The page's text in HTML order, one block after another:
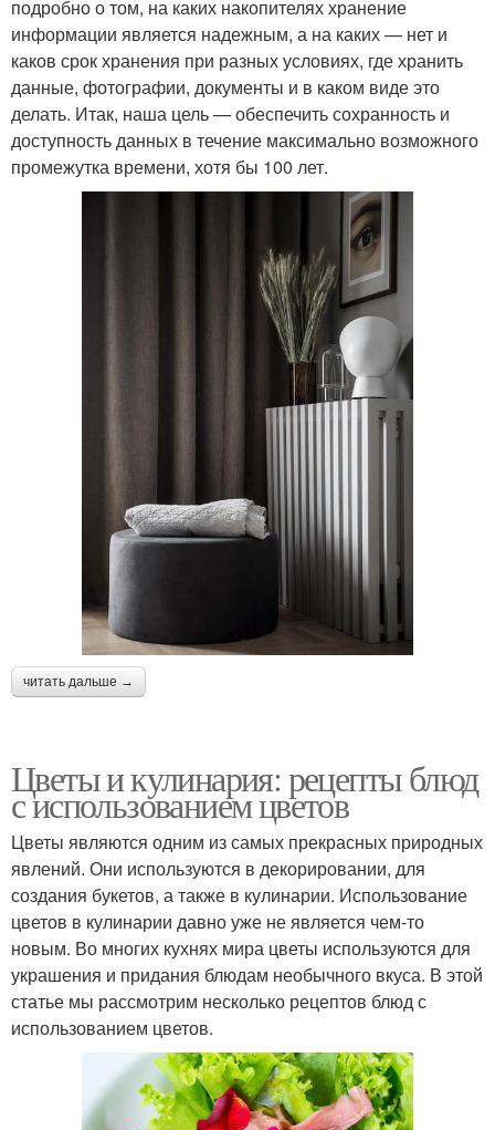
подробно о том, на каких накопителях хранение
информации является надежным, а на каких — нет и
каков срок хранения при разных условиях, где хранить
данные, фотографии, документы и в каком виде это
делать. Итак, наша цель — обеспечить сохранность и
доступность данных в течение максимально возможного
промежутка времени, хотя бы 100 лет.
читать дальше →
Цветы и кулинария: рецепты блюд
с использованием цветов
Цветы являются одним из самых прекрасных природных
явлений. Они используются в декорировании, для
создания букетов, а также в кулинарии. Использование
цветов в кулинарии давно уже не является чем-то
новым. Во многих кухнях мира цветы используются для
украшения и придания блюдам необычного вкуса. В этой
статье мы рассмотрим несколько рецептов блюд с
использованием цветов.